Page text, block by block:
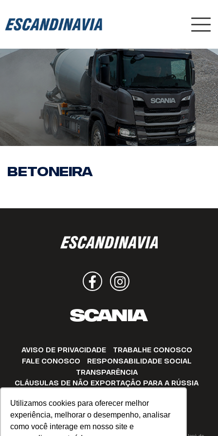
Utilizamos cookies para oferecer melhor
experiência, melhorar o desempenho, analisar
como você interage em nosso site e
Betoneira
FacebookInstagram
AVISO DE PRIVACIDADE
TRABALHE CONOSCO
FALE CONOSCO
RESPONSABILIDADE SOCIAL
TRANSPARÊNCIA
CLÁUSULAS DE NÃO EXPORTAÇÃO PARA A RÚSSIA
CANAL DE OUVIDORIA
© Copyright Escandinavia 2023. Todos os direitos reservados.